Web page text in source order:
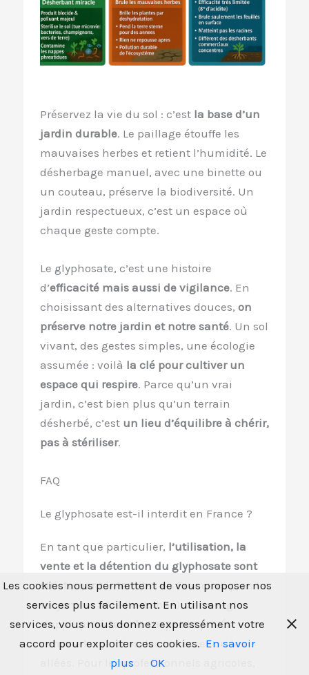
Préservez la vie du sol : c’est la base d’un
jardin durable. Le paillage étouffe les
mauvaises herbes et retient l’humidité. Le
désherbage manuel, avec une binette ou
un couteau, préserve la biodiversité. Un
jardin respectueux, c’est un espace où
chaque geste compte.
Le glyphosate, c’est une histoire
d’efficacité mais aussi de vigilance. En
choisissant des alternatives douces, on
préserve notre jardin et notre santé. Un sol
vivant, des gestes simples, une écologie
assumée : voilà la clé pour cultiver un
espace qui respire. Parce qu’un vrai
jardin, c’est bien plus qu’un terrain
désherbé, c’est un lieu d’équilibre à chérir,
pas à stériliser.
FAQ
Le glyphosate est-il interdit en France ?
En tant que particulier, l’utilisation, la
vente et la détention du glyphosate sont
strictement interdites en France depuis le
1er janvier 2019 (loi Labbé). Cette règle
s’applique àtous les espaces privés
comme les jardins, les terrasses ou les
allées. Pour les professionnels agricoles,
Les cookies nous permettent de vous proposer nos
services plus facilement. En utilisant nos
services, vous nous donnez expressément votre
accord pour exploiter ces cookies. En savoir
plus
OK